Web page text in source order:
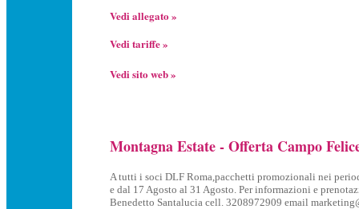
Vedi allegato »
Vedi tariffe »
Vedi sito web »
Montagna Estate - Offerta Campo
A tutti i soci DLF Roma,pacchetti promozionali nei
e dal 17 Agosto al 31 Agosto. Per informazioni e
Benedetto Santalucia cell. 3208972909 email